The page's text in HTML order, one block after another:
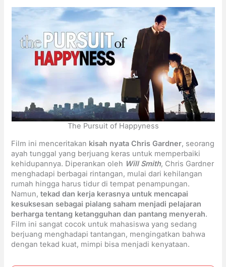
The Pursuit of Happyness
Film ini menceritakan kisah nyata Chris Gardner, seorang
ayah tunggal yang berjuang keras untuk memperbaiki
kehidupannya. Diperankan oleh Will Smith, Chris Gardner
menghadapi berbagai rintangan, mulai dari kehilangan
rumah hingga harus tidur di tempat penampungan.
Namun, tekad dan kerja kerasnya untuk mencapai
kesuksesan sebagai pialang saham menjadi pelajaran
berharga tentang ketangguhan dan pantang menyerah.
Film ini sangat cocok untuk mahasiswa yang sedang
berjuang menghadapi tantangan, mengingatkan bahwa
dengan tekad kuat, mimpi bisa menjadi kenyataan.